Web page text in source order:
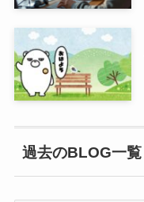
過去のBLOG一覧